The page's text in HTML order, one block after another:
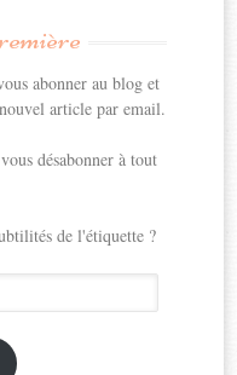
abonner au blog et
article par email.
désabonner à tout
de l'étiquette ?